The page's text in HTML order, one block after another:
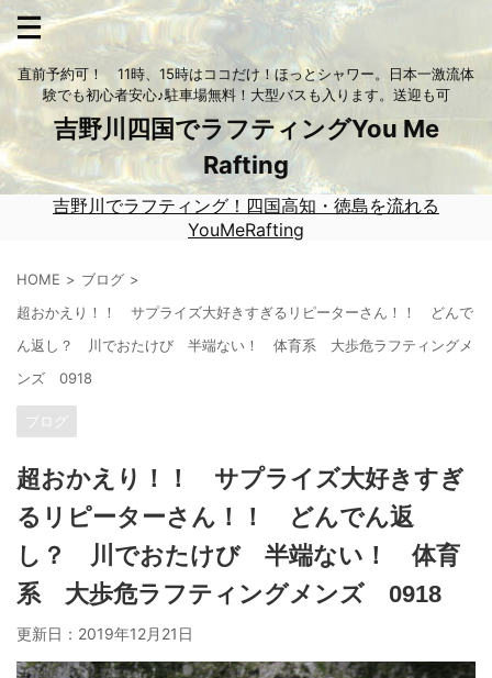
直前予約可！ 11時、15時はココだけ！ほっとシャワー。日本一激流体
験でも初心者安心♪駐車場無料！大型バスも入ります。送迎も可
吉野川四国でラフティングYou Me
Rafting
吉野川でラフティング！四国高知・徳島を流れる
YouMeRafting
HOME
ブログ
超おかえり！！ サプライズ大好きすぎるリピーターさん！！ どんで
ん返し？ 川でおたけび 半端ない！ 体育系 大歩危ラフティングメ
ンズ 0918
ブログ
超おかえり！！ サプライズ大好きすぎ
るリピーターさん！！ どんでん返
し？ 川でおたけび 半端ない！ 体育
系 大歩危ラフティングメンズ 0918
更新日： 2019年12月21日